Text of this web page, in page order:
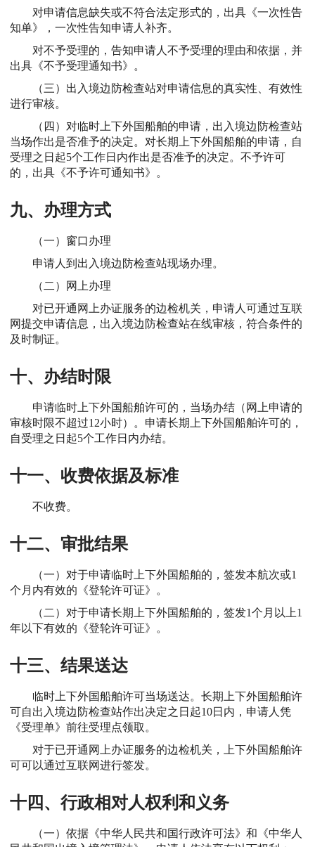
对申请信息缺失或不符合法定形式的，出具《一次性告
知单》，一次性告知申请人补齐。
对不予受理的，告知申请人不予受理的理由和依据，并
出具《不予受理通知书》。
（三）出入境边防检查站对申请信息的真实性、有效性
进行审核。
（四）对临时上下外国船舶的申请，出入境边防检查站
当场作出是否准予的决定。对长期上下外国船舶的申请，自
受理之日起5个工作日内作出是否准予的决定。不予许可
的，出具《不予许可通知书》。
九、办理方式
（一）窗口办理
申请人到出入境边防检查站现场办理。
（二）网上办理
对已开通网上办证服务的边检机关，申请人可通过互联
网提交申请信息，出入境边防检查站在线审核，符合条件的
及时制证。
十、办结时限
申请临时上下外国船舶许可的，当场办结（网上申请的
审核时限不超过12小时）。申请长期上下外国船舶许可的，
自受理之日起5个工作日内办结。
十一、收费依据及标准
不收费。
十二、审批结果
（一）对于申请临时上下外国船舶的，签发本航次或1
个月内有效的《登轮许可证》。
（二）对于申请长期上下外国船舶的，签发1个月以上1
年以下有效的《登轮许可证》。
十三、结果送达
临时上下外国船舶许可当场送达。长期上下外国船舶许
可自出入境边防检查站作出决定之日起10日内，申请人凭
《受理单》前往受理点领取。
对于已开通网上办证服务的边检机关，上下外国船舶许
可可以通过互联网进行签发。
十四、行政相对人权利和义务
（一）依据《中华人民共和国行政许可法》和《中华人